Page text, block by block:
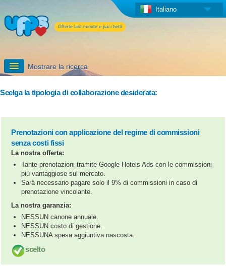
Offerte last minute e pacchetti
Italiano
Mostrare la ricerca
I servizi aggiuntivi di UPPS
Scelga la tipologia di collaborazione desiderata:
Prenotazioni con applicazione del regime di commissioni
senza costi fissi
La nostra offerta:
Tante prenotazioni tramite Google Hotels Ads con le commissioni
più vantaggiose sul mercato.
Sarà necessario pagare solo il 9% di commissioni in caso di
prenotazione vincolante.
La nostra garanzia:
NESSUN canone annuale.
NESSUN costo di gestione.
NESSUNA spesa aggiuntiva nascosta.
scelto